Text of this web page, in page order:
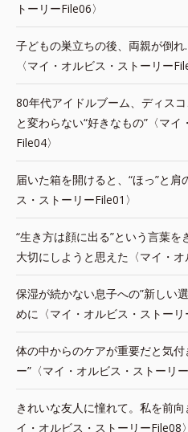
トーリーFile06〉
子どもの巣立ちの後、両親が倒
〈マイ・オルビス・ストーリー
80年代アイドルブーム、ディス
と変わらない“好きなもの”〈マ
File04〉
届いた箱を開けると、“ほっ”と
ス・ストーリーFile01〉
“生き方は顔に出る”という言葉
大切にしようと思えた〈マイ・オ
保湿が続かない息子への”新しい
めに〈マイ・オルビス・ストーリ
体の中からのケアが重要だと気
ー”〈マイ・オルビス・ストーリー
きれいな友人に憧れて。私を前
イ・オルビス・ストーリーFile08〉